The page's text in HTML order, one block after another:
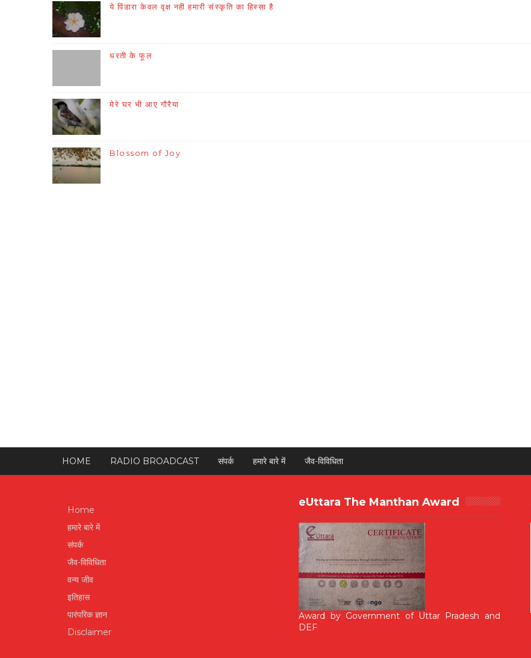
ये पिंडारा केवल वृक्ष नही हमारी संस्कृति का हिस्सा है
धरती के फूल
मेरे घर भी आए गौरैया
Blossom of Joy
HOME RADIO BROADCAST संपर्क हमारे बारे में जैव-विविधिता
Home
हमारे बारे में
संपर्क
जैव-विविधिता
वन्य जीव
इतिहास
पारंपरिक ज्ञान
Disclaimer
eUttara The Manthan Award
Award by Government of Uttar Pradesh and
DEF